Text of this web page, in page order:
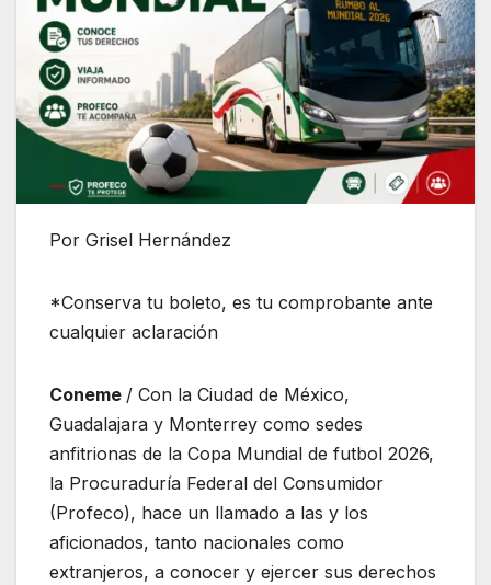
Por Grisel Hernández
*Conserva tu boleto, es tu comprobante ante
cualquier aclaración
Coneme / Con la Ciudad de México,
Guadalajara y Monterrey como sedes
anfitrionas de la Copa Mundial de futbol 2026,
la Procuraduría Federal del Consumidor
(Profeco), hace un llamado a las y los
aficionados, tanto nacionales como
extranjeros, a conocer y ejercer sus derechos